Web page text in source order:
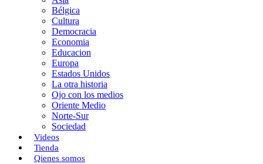
i
r
Bélgica
Cultura
Democracia
Economia
Educacion
Europa
Estados Unidos
La otra historia
Ojo con los medios
Oriente Medio
Norte-Sur
Sociedad
Videos
Tienda
Qienes somos